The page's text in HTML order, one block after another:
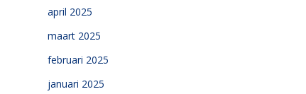
april 2025
maart 2025
februari 2025
januari 2025